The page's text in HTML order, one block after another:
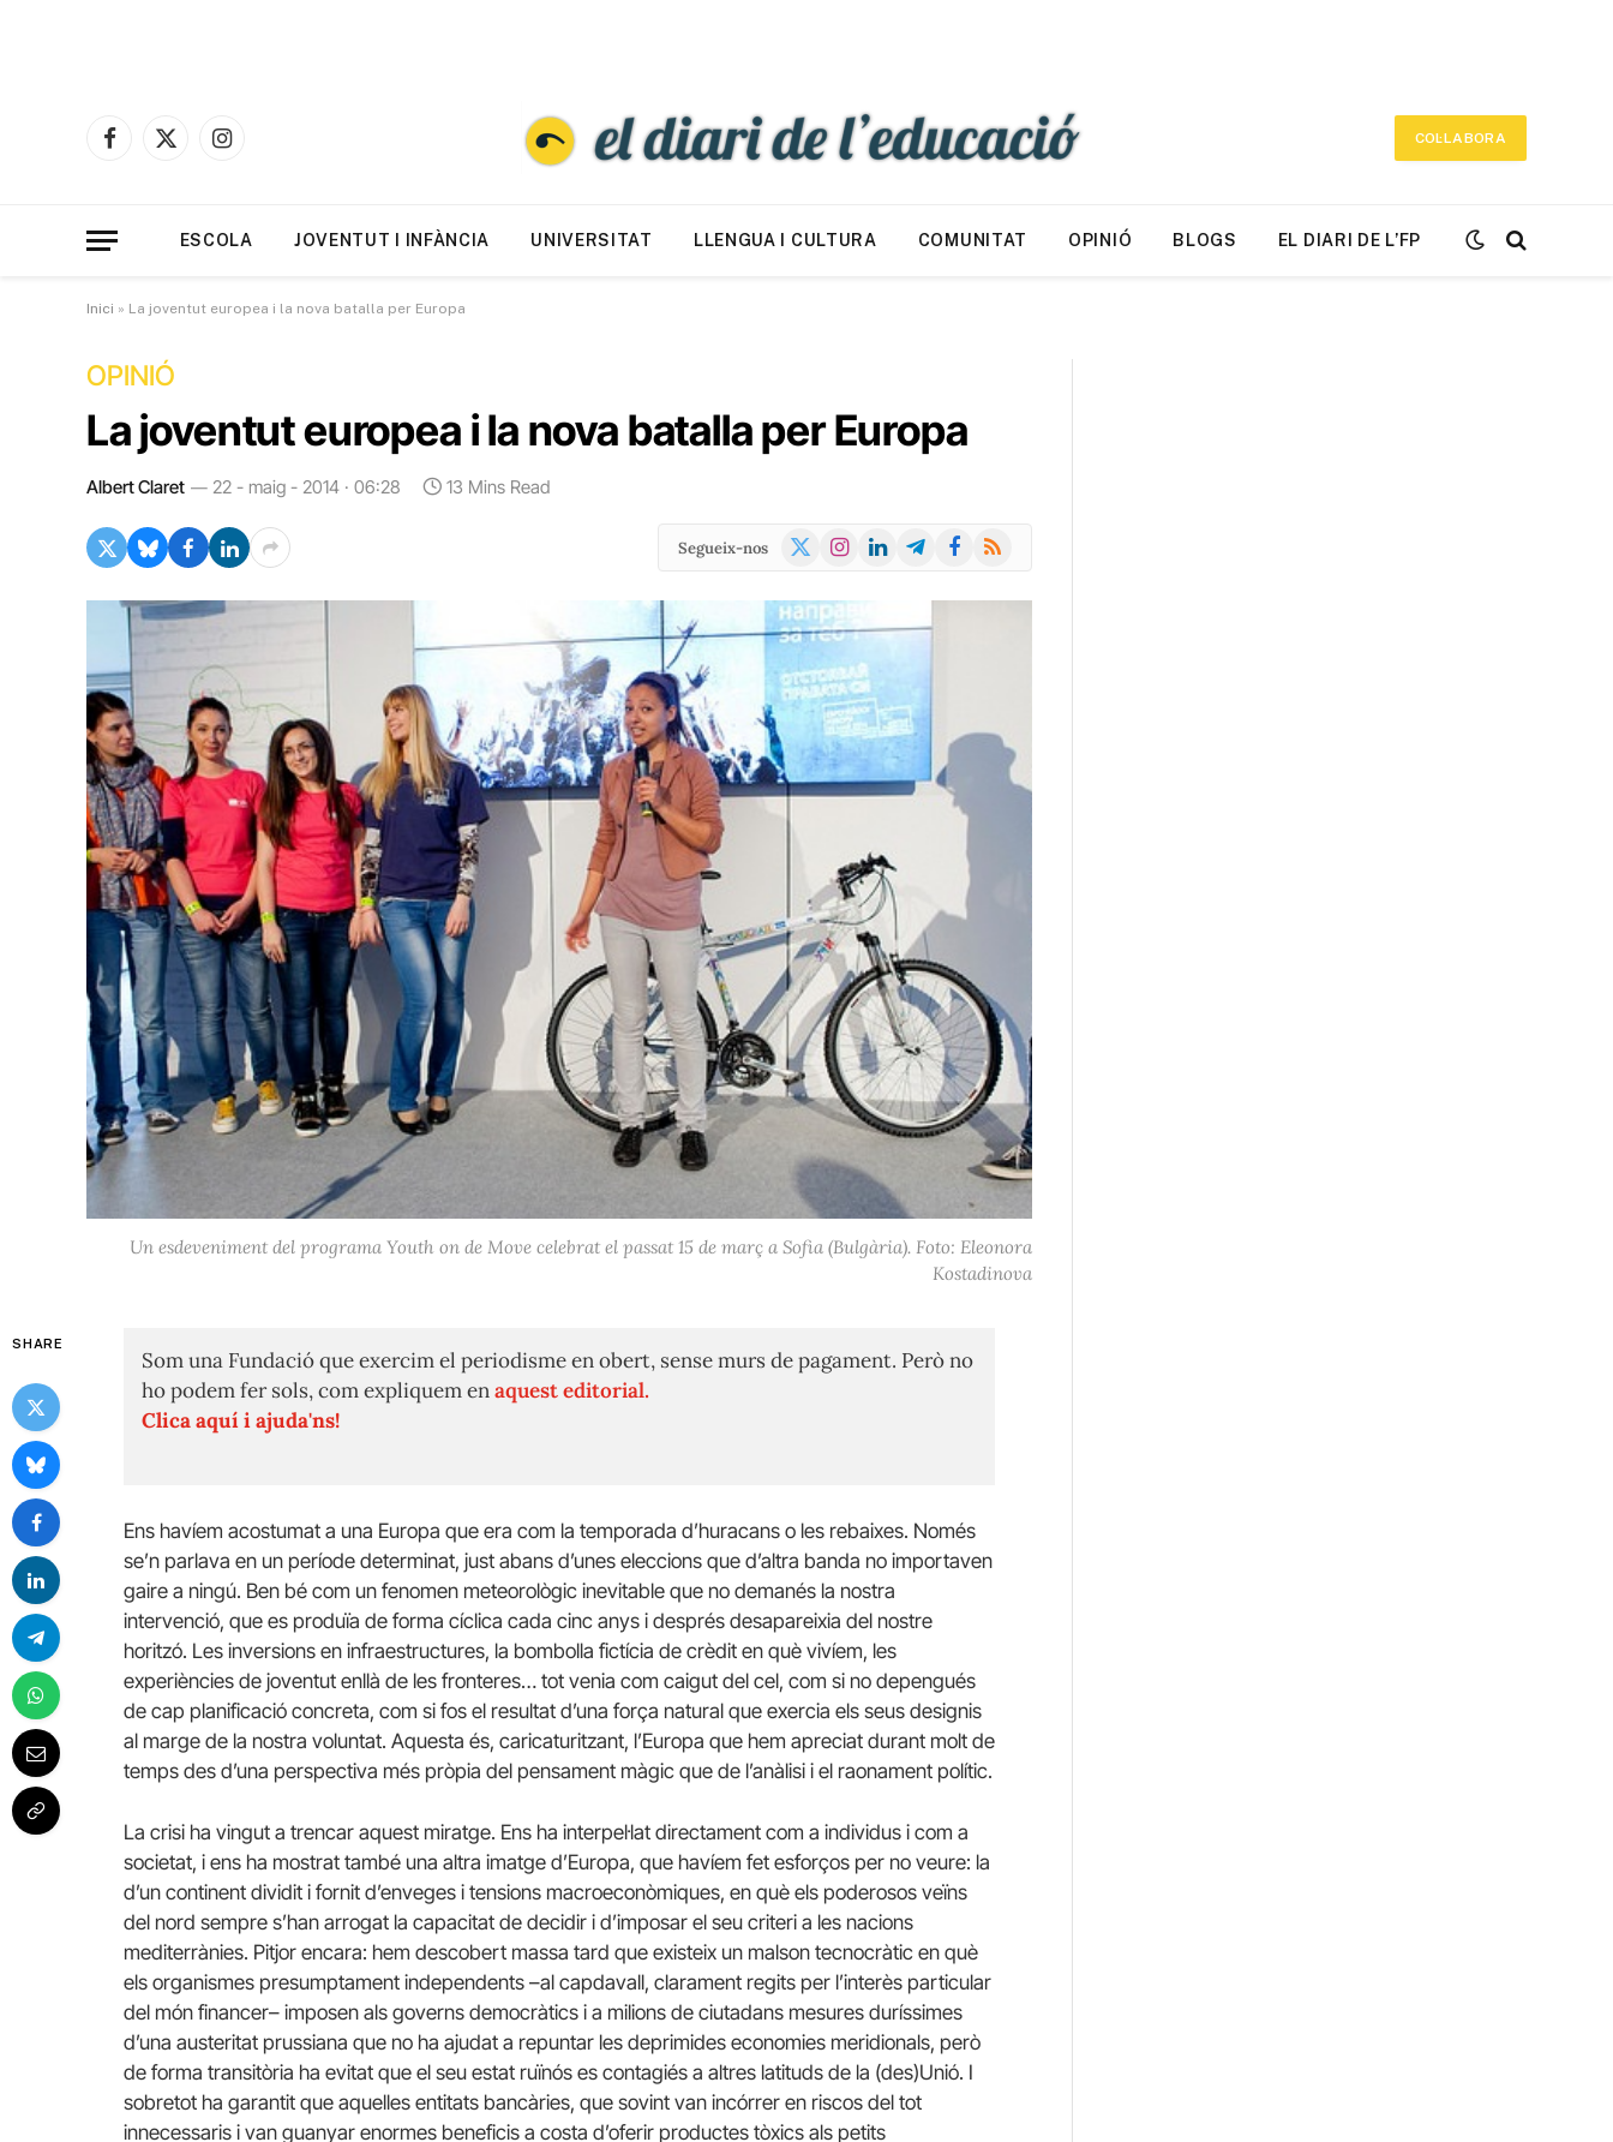
Facebook
X
Instagram
COL·LABORA
ESCOLA JOVENTUT I INFÀNCIA UNIVERSITAT LLENGUA I CULTURA COMUNITAT OPINIÓ BLOGS EL DIARI DE L’FP
Inici » La joventut europea i la nova batalla per Europa
OPINIÓ
La joventut europea i la nova batalla per Europa
Albert Claret 22 - maig - 2014 · 06:28 13 Mins Read
Segueix-nos
X
Instagram
LinkedInTelegramFacebook
RSS
Un esdeveniment del programa Youth on de Move celebrat el passat 15 de març a Sofia (Bulgària). Foto: Eleonora
Kostadinova
SHARE
Som una Fundació que exercim el periodisme en obert, sense murs de pagament. Però no
ho podem fer sols, com expliquem enaquest editorial.
Clica aquí i ajuda'ns!
Ens havíem acostumat a una Europa que era com la temporada d’huracans o les rebaixes. Només
se’n parlava en un període determinat, just abans d’unes eleccions que d’altra banda no importaven
gaire a ningú. Ben bé com un fenomen meteorològic inevitable que no demanés la nostra
intervenció, que es produïa de forma cíclica cada cinc anys i després desapareixia del nostre
horitzó. Les inversions en infraestructures, la bombolla fictícia de crèdit en què vivíem, les
experiències de joventut enllà de les fronteres… tot venia com caigut del cel, com si no depengués
de cap planificació concreta, com si fos el resultat d’una força natural que exercia els seus designis
al marge de la nostra voluntat. Aquesta és, caricaturitzant, l’Europa que hem apreciat durant molt de
temps des d’una perspectiva més pròpia del pensament màgic que de l’anàlisi i el raonament polític.
La crisi ha vingut a trencar aquest miratge. Ens ha interpel·lat directament com a individus i com a
societat, i ens ha mostrat també una altra imatge d’Europa, que havíem fet esforços per no veure: la
d’un continent dividit i fornit d’enveges i tensions macroeconòmiques, en què els poderosos veïns
del nord sempre s’han arrogat la capacitat de decidir i d’imposar el seu criteri a les nacions
mediterrànies. Pitjor encara: hem descobert massa tard que existeix un malson tecnocràtic en què
els organismes presumptament independents –al capdavall, clarament regits per l’interès particular
del món financer– imposen als governs democràtics i a milions de ciutadans mesures duríssimes
d’una austeritat prussiana que no ha ajudat a repuntar les deprimides economies meridionals, però
de forma transitòria ha evitat que el seu estat ruïnós es contagiés a altres latituds de la (des)Unió. I
sobretot ha garantit que aquelles entitats bancàries, que sovint van incórrer en riscos del tot
innecessaris i van guanyar enormes beneficis a costa d’oferir productes tòxics als petits